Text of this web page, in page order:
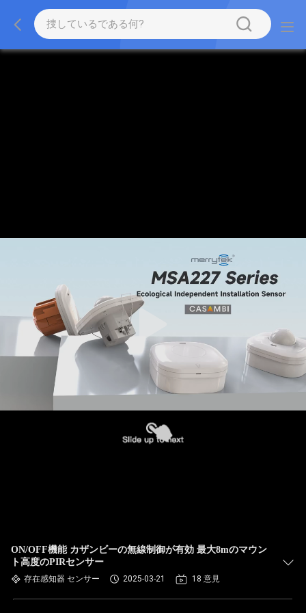
ON/OFF機能 カザンビーの無線制御が有効 最大8mのマウン
ト高度のPIRセンサー
存在感知器 センサー 2025-03-21 18 意見